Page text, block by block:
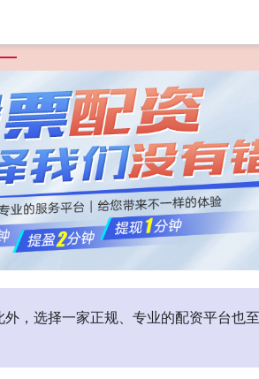
，选择一家正规、专业的配资平台